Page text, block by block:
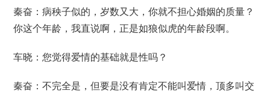
秦奋：病秧子似的，岁数又大，你就不担心婚姻的质量？
你这个年龄，我直说啊，正是如狼似虎的年龄段啊。
车晓：您觉得爱情的基础就是性吗？
秦奋：不完全是，但要是没有肯定不能叫爱情，顶多叫交